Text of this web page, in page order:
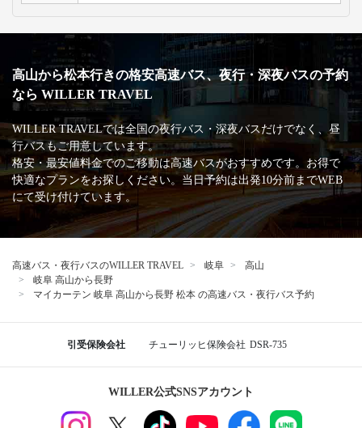
高山から松本行きの格安高速バス、夜行・深夜バスの予約
なら WILLER TRAVEL
WILLER TRAVELでは全国の夜行バス・深夜バスだけでなく、昼
行バスもご用意しています。
格安・最安値料金でのご移動は高速バスがおすすめです。お得で
快適なプランをお探しください。当日予約は出発10分前までWEB
にて受け付けています。
高速バス・夜行バスのWILLER TRAVEL 岐阜
高山
岐阜 高山から長野
マイカーテン 岐阜 高山から長野 松本 の高速バス・夜行バス予約
引受保険会社 チューリッヒ保険会社 DSR-735
WILLER公式SNSアカウント